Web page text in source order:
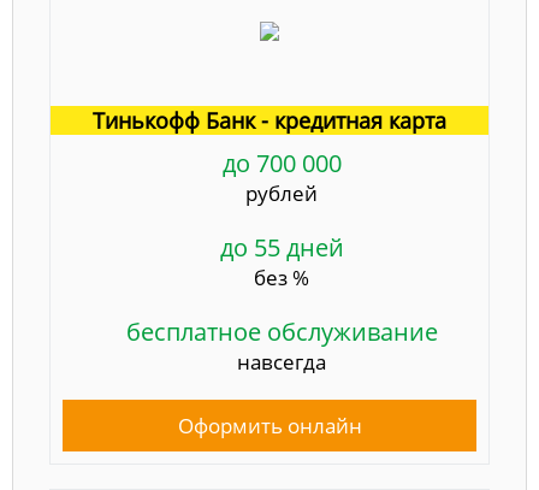
Тинькофф Банк - кредитная карта
до 700 000
рублей
до 55 дней
без %
бесплатное обслуживание
навсегда
Оформить онлайн